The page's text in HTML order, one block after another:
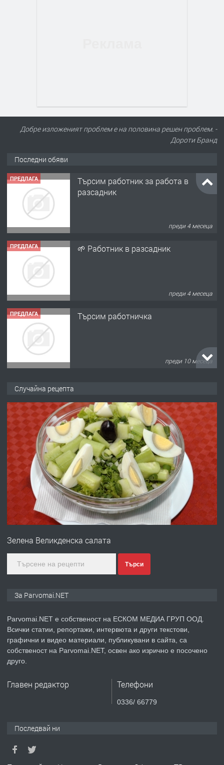
Добре изложеният проблем е на половина решен проблем. -
Дороти Бранд
Последни обяви
ПРЕДЛАГА
Търсим работник за работа в
разсадник
преди 4 месеца
ПРЕДЛАГА 🌱 Работник в разсадник
преди 4 месеца
ПРЕДЛАГА Търсим работничка
преди 10 месеца
преди 1 година
ПРЕДЛАГА Работа за общи работници
преди 1 година
ПРЕДЛАГА
Първи поход "По стъпките на Ангел
преди 1 година
ПРЕДЛАГА Уроци по Математика
Случайна рецепта
Зелена Великденска салата
Търси
За Parvomai.NET
Parvomai.NET е собственост на ЕСКОМ МЕДИА ГРУП ООД.
Всички статии, репортажи, интервюта и други текстови,
графични и видео материали, публикувани в сайта, са
собственост на Parvomai.NET, освен ако изрично е посочено
друго.
Главен редактор Телефони
0336/ 66779
Последвай ни